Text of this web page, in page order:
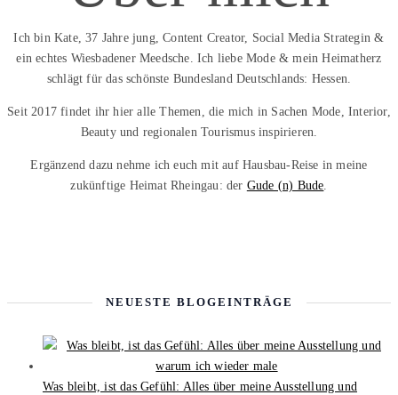
Ich bin Kate, 37 Jahre jung, Content Creator, Social Media Strategin &
ein echtes Wiesbadener Meedsche. Ich liebe Mode & mein Heimatherz
schlägt für das schönste Bundesland Deutschlands: Hessen.
Seit 2017 findet ihr hier alle Themen, die mich in Sachen Mode, Interior,
Beauty und regionalen Tourismus inspirieren.
Ergänzend dazu nehme ich euch mit auf Hausbau-Reise in meine
zukünftige Heimat Rheingau: der Gude (n) Bude
NEUESTE BLOGEINTRÄGE
Was bleibt, ist das Gefühl: Alles über meine Ausstellung und